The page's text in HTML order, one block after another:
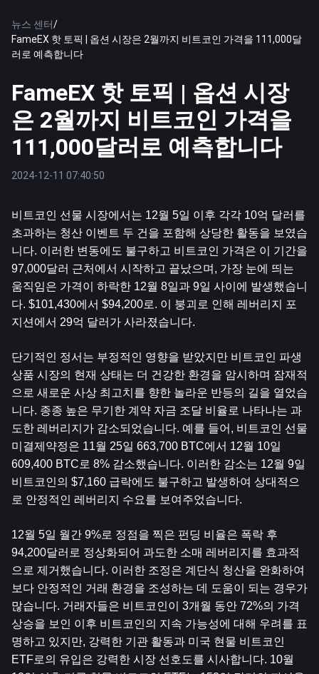
뉴스 센터/
FameEX 핫 토픽 | 옵션 시장은 2월까지 비트코인 ​​가격을 111,000달
러로 예측합니다
FameEX 핫 토픽 | 옵션 시장
은 2월까지 비트코인 ​​가격을
111,000달러로 예측합니다
2024-12-11 07:40:50
비트코인 선물 시장에서는 12월 5일 이후 각각 10억 달러를
초과하는 청산 이벤트 두 건을 포함해 상당한 활동을 보였습
니다. 이러한 변동에도 불구하고 비트코인 ​​가격은 이 기간을
97,000달러 근처에서 시작하고 끝났으며, 가장 눈에 띄는
움직임은 가격이 하락한 12월 8일과 9일 사이에 발생했습니
다. $101,430에서 $94,200로. 이 붕괴로 인해 레버리지 포
지션에서 29억 달러가 사라졌습니다.
단기적인 정서는 부정적인 영향을 받았지만 비트코인 ​​파생
상품 시장의 현재 상태는 더 건강한 환경을 암시하며 잠재적
으로 새로운 사상 최고치를 향한 놀라운 반등의 길을 열었습
니다. 종종 높은 무기한 계약 자금 조달 비율로 나타나는 과
도한 레버리지가 감소되었습니다. 예를 들어, 비트코인 ​​선물
미결제약정은 11월 25일 663,700 BTC에서 12월 10일
609,400 BTC로 8% 감소했습니다. 이러한 감소는 12월 9일
비트코인의 $7,160 급락에도 불구하고 발생하여 상대적으
로 안정적인 레버리지 수요를 보여주었습니다.
12월 5일 월간 9%로 정점을 찍은 펀딩 비율은 폭락 후
94,200달러로 정상화되어 과도한 소매 레버리지를 효과적
으로 제거했습니다. 이러한 조정은 계단식 청산을 완화하여
보다 안정적인 거래 환경을 조성하는 데 도움이 되는 경우가
많습니다. 거래자들은 비트코인이 3개월 동안 72%의 가격
상승을 보인 이후 비트코인의 지속 가능성에 대해 우려를 표
명하고 있지만, 강력한 기관 활동과 미국 현물 비트코인 ​​
ETF로의 유입은 강력한 시장 선호도를 시사합니다. 10월